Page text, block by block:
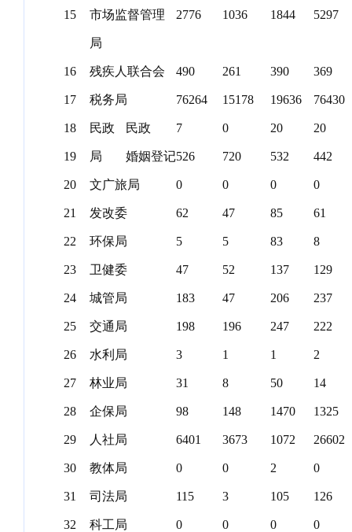
15 市场监督管理
局
2776 1036 1844 5297
16 残疾人联合会 490 261 390 369
17 税务局 76264 15178 19636 76430
18 民政
局
民政 7 0 20 20
19 婚姻登记526 720 532 442
20 文广旅局 0 0 0 0
21 发改委 62 47 85 61
22 环保局 5 5 83 8
23 卫健委 47 52 137 129
24 城管局 183 47 206 237
25 交通局 198 196 247 222
26 水利局 3 1 1 2
27 林业局 31 8 50 14
28 企保局 98 148 1470 1325
29 人社局 6401 3673 1072 26602
30 教体局 0 0 2 0
31 司法局 115 3 105 126
32 科工局 0 0 0 0